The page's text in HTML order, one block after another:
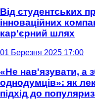
Від студентських
інноваційних
кар'єрний шлях
01 Березня 2025 17:00
«Не нав'язувати, а
однодумців»: як
підхід до